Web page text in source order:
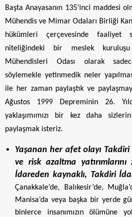
Başta Anayasanın 135’inci maddesi
Mühendis ve Mimar Odaları Birliği
hükümleri çerçevesinde faaliyet
niteliğindeki bir meslek
Mühendisleri Odası olarak
söylemekle yetinmedik neler
ile her zaman paylaştık ve
Ağustos 1999 Depreminin 26.
yaklaşımımızı bir kez daha
paylaşmak isteriz.
Yaşanan her afet olayı Takdiri
ve risk azaltma
İdareden kaynaklı, Takdiri
Çanakkale’de, Balıkesir’de,
Manisa’da veya başka bir yerde
binlerce insanımızın ölümüne